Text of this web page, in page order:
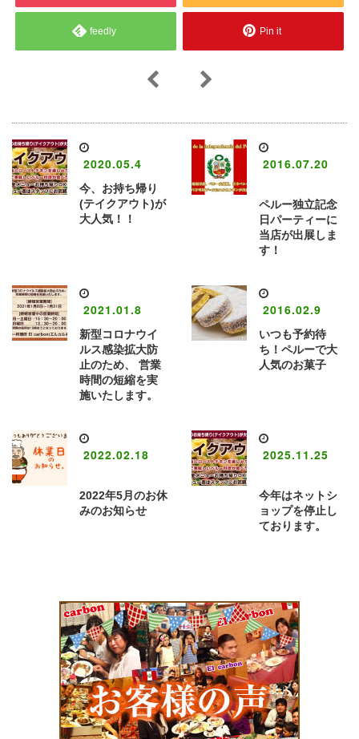
feedly Pin it
2020.05.4
今、お持ち帰り
(テイクアウト)が
大人気！！
2016.07.20
ペルー独立記念
日パーティーに
当店が出展しま
す！
2021.01.8
新型コロナウイ
ルス感染拡大防
止のため、 営業
時間の短縮を実
施いたします。
2016.02.9
いつも予約待
ち！ペルーで大
人気のお菓子
2022.02.18
2022年5月のお休
みのお知らせ
2025.11.25
今年はネットシ
ョップを停止し
ております。